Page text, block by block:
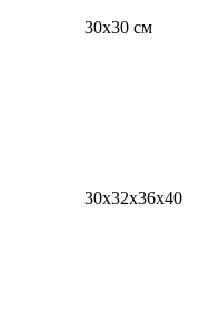
30х30 см
30х32х36х40